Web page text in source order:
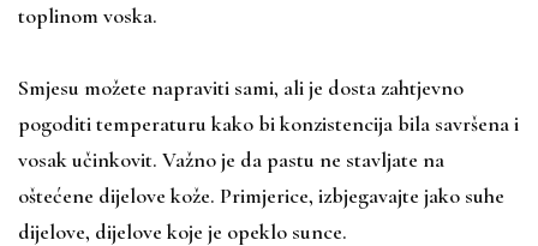
toplinom voska.
Smjesu možete napraviti sami, ali je dosta zahtjevno
pogoditi temperaturu kako bi konzistencija bila savršena i
vosak učinkovit. Važno je da pastu ne stavljate na
oštećene dijelove kože. Primjerice, izbjegavajte jako suhe
dijelove, dijelove koje je opeklo sunce.